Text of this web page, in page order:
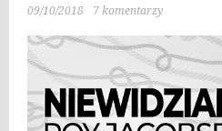
09/10/2018 7 komentarzy